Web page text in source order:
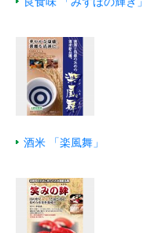
酒米 「楽風舞」